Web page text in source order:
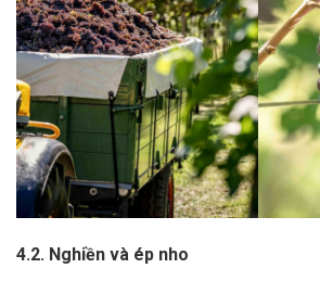
4.2. Nghiền và ép nho